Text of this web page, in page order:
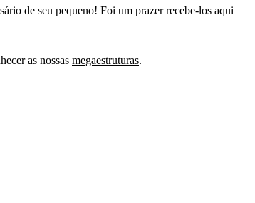
de seu pequeno! Foi um prazer recebe-los aqui
as nossas megaestruturas.